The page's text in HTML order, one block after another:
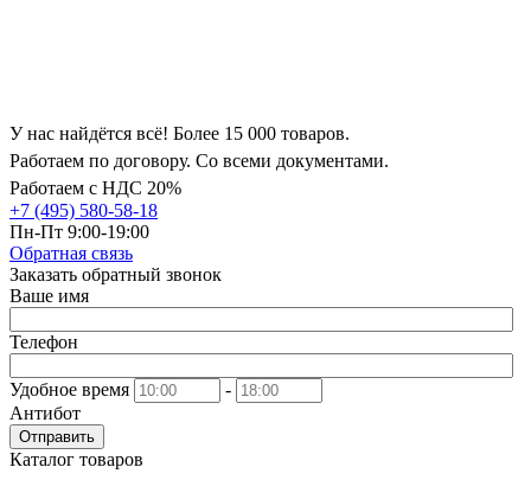
У нас найдётся всё! Более 15 000 товаров.
Работаем по договору. Со всеми документами.
Работаем с НДС 20%
+7 (495) 580-58-18
Пн-Пт 9:00-19:00
Обратная связь
Заказать обратный звонок
Ваше имя
Телефон
Удобное время
-
Антибот
Отправить
Каталог товаров